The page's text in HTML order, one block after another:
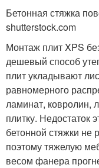
Бетонная стяжка
shutterstock.com
Монтаж плит XPS
дешевый способ
плит укладывают
равномерного
ламинат, ковролин,
плитку. Недостаток
бетонной стяжки не
поэтому тяжелую
весом фанера